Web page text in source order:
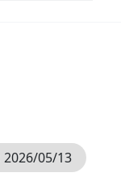
2026/05/13